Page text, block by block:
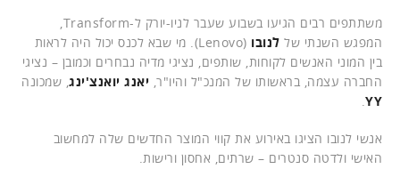
משתתפים רבים הגיעו בשבוע שעבר לניו-יורק ל-Transform,
המפגש השנתי של לנובו
(Lenovo). מי שבא לכנס יכול היה לראות
בין המוני האנשים לקוחות, שותפים, נציגי מדיה נבחרים וכמובן – נציגי
החברה עצמה, בראשותו של המנכ"ל והיו"ר, יאנג יואנצ'ינג, שמכונה
YY
.
אנשי לנובו הציגו באירוע את קווי המוצר החדשים שלה למחשוב
האישי ולדטה סנטרים – שרתים, אחסון ורישות.